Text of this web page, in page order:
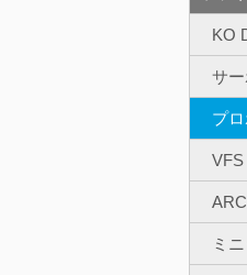
KO
サ
プ
VFS
ARC
ミ